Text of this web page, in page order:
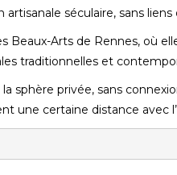
artisanale séculaire, sans
Beaux-Arts de Rennes, où
traditionnelles et
sphère privée, sans
une certaine distance avec